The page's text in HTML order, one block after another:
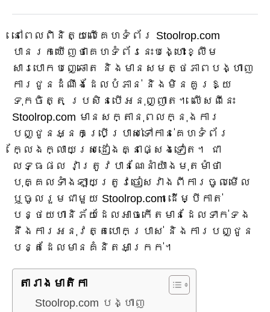
នៅពេលពិនិត្យលើគេហទំព័រ Stoolrop.com
បានរកឃើញថាគេហទំព័រនេះបង្ហោះខ្លឹម
សារបោកបញ្ឆោត និងមានសមត្ថភាពបង្ហាញ
ការជូនដំណឹងដែលបំភាន់ និងមិនគួរឱ្យ
ទុកចិត្ត ប្រសិនបើអនុញ្ញាត។ លើសពីនេះ
Stoolrop.com មានសក្តានុពលក្នុងការ
បញ្ជូនអ្នកប្រើប្រាស់ទៅកាន់គេហទំព័រ
ក្លែងក្លាយស្រដៀងគ្នាផ្សេងទៀត។ ជា
លទ្ធផល វាត្រូវបានណែនាំយ៉ាងមុតមាំថា
បុគ្គលទាំងឡាយត្រូវចៀសវាងពីការចូលមើល
ឬចូលរួមជាមួយ Stoolrop.com ដើម្បីកាត់
បន្ថយហានិភ័យដែលអាចកើតមានដែលទាក់ទង
នឹងការអនុវត្តបោកប្រាស់ និងការបញ្ជូន
បន្តដែលមានគំនិតអាក្រក់។
តារាង​មាតិកា
Stoolrop.com បង្ហាញ